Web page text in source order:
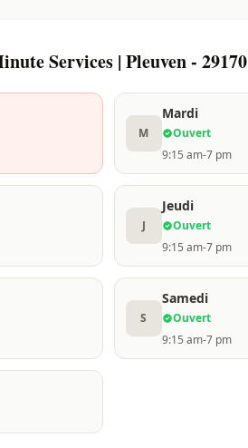
Services | Pleuven - 29170
M
Mardi
Ouvert
9:15 am-7 pm
J
Jeudi
Ouvert
9:15 am-7 pm
S
Samedi
Ouvert
9:15 am-7 pm